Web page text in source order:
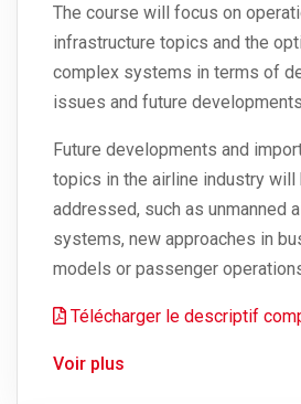
The course will focus on
infrastructure topics and the
complex systems in terms of
issues and future
Future developments and
topics in the airline industry will
addressed, such as unmanned
systems, new approaches in
models or passenger
Télécharger le descriptif
Voir plus